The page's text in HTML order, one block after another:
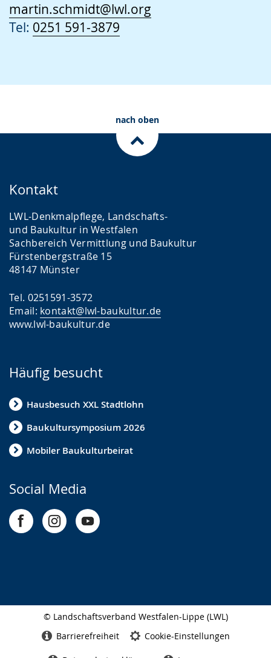
martin.schmidt@lwl.org
Tel: 0251 591-3879
nach oben
Kontakt
LWL-Denkmalpflege, Landschafts-
und Baukultur in Westfalen
Sachbereich Vermittlung und Baukultur
Fürstenbergstraße 15
48147 Münster
Tel. 0251591-3572
Email: kontakt@lwl-baukultur.de
www.lwl-baukultur.de
Häufig besucht
Hausbesuch XXL Stadtlohn
Baukultursymposium 2026
Mobiler Baukulturbeirat
Social Media
© Landschaftsverband Westfalen-Lippe (LWL)
Barrierefreiheit Cookie-Einstellungen